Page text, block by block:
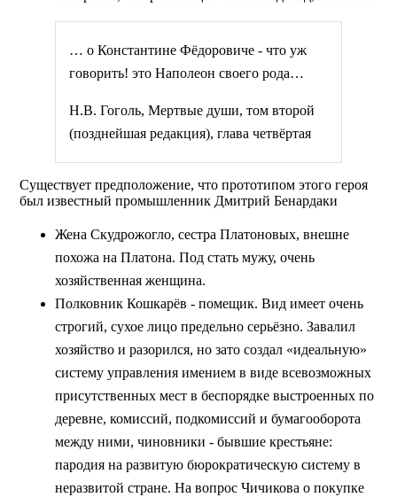
… о Константине Фёдоровиче - что уж
говорить! это Наполеон своего рода…
Н.В. Гоголь, Мертвые души, том второй
(позднейшая редакция), глава четвёртая
Существует предположение, что прототипом этого героя
был известный промышленник Дмитрий Бенардаки
Жена Скудрожогло, сестра Платоновых, внешне
похожа на Платона. Под стать мужу, очень
хозяйственная женщина.
Полковник Кошкарёв - помещик. Вид имеет очень
строгий, сухое лицо предельно серьёзно. Завалил
хозяйство и разорился, но зато создал «идеальную»
систему управления имением в виде всевозможных
присутственных мест в беспорядке выстроенных по
деревне, комиссий, подкомиссий и бумагооборота
между ними, чиновники - бывшие крестьяне:
пародия на развитую бюрократическую систему в
неразвитой стране. На вопрос Чичикова о покупке